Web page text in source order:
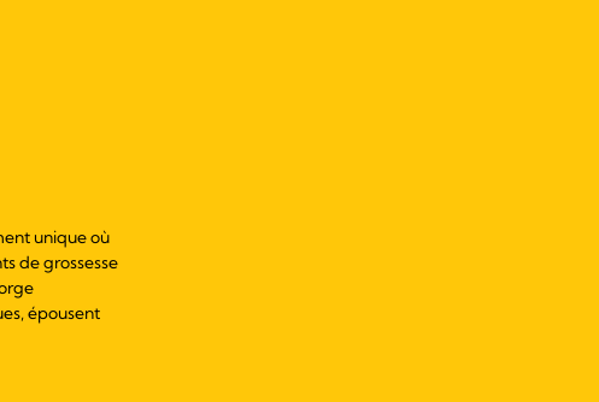
unique où
de grossesse
épousent